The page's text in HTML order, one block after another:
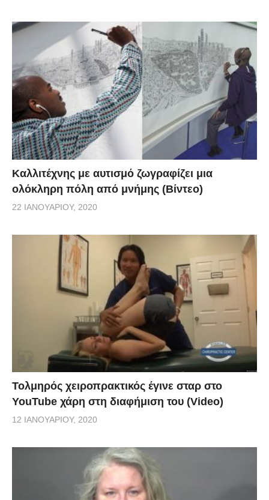
Καλλιτέχνης με αυτισμό ζωγραφίζει μια
ολόκληρη πόλη από μνήμης (Βίντεο)
22 ΙΑΝΟΥΑΡΊΟΥ, 2020
Τολμηρός χειροπρακτικός έγινε σταρ στο
YouTube χάρη στη διαφήμιση του (Video)
12 ΙΑΝΟΥΑΡΊΟΥ, 2020